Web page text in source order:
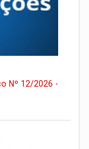
Nº 12/2026 -